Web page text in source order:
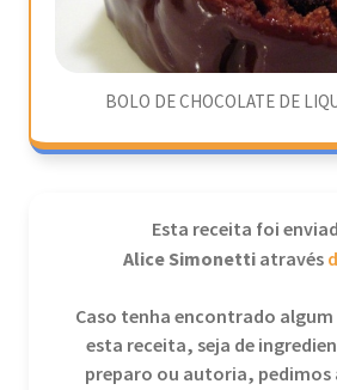
BOLO DE CHOCOLATE DE
Esta receita foi
Alice Simonettiatravés
Caso tenha encontrado
esta receita, seja de
preparo ou autoria, pedimos